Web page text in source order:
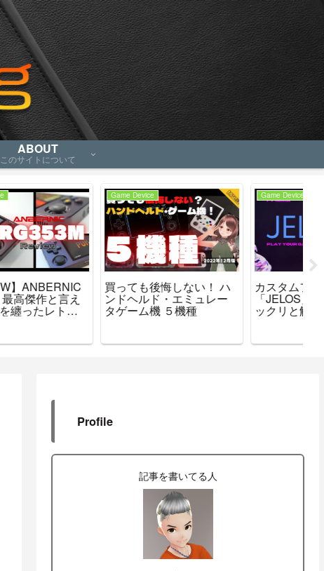
ABOUT
このサイトについて
Game Device
カスタムファームウェア
「JELOS」導入方法をザ
ックリと解説します
Game Device
PSVitaの中古をいまさら
買ってみたんだが・・
やっぱり良いわね、これ
Profile
記事を書いてる人